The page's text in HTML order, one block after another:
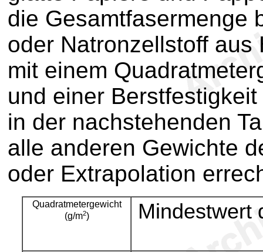
die Gesamtfasermenge
oder Natronzellstoff aus
mit einem
und einer
in der nachstehenden
alle anderen Gewichte
oder Extrapolation
Quadratmetergewicht
(g/m2) Mindestwert